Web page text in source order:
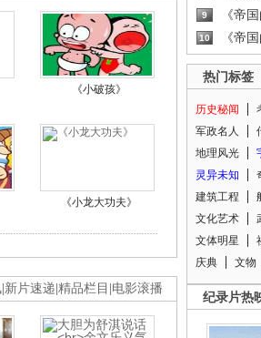
《小破孩》
《小龙大功夫》
新片速递 精品栏目 电影滚播
9 《帝
10 《帝
热门标签
历史秘闻
军政名人
地理风光
灵异未知
建筑工程
文化艺术
文体明星
庆典
文物
纪录片热